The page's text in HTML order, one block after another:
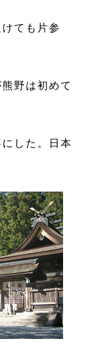
ても片参
野は初めて
した。日本